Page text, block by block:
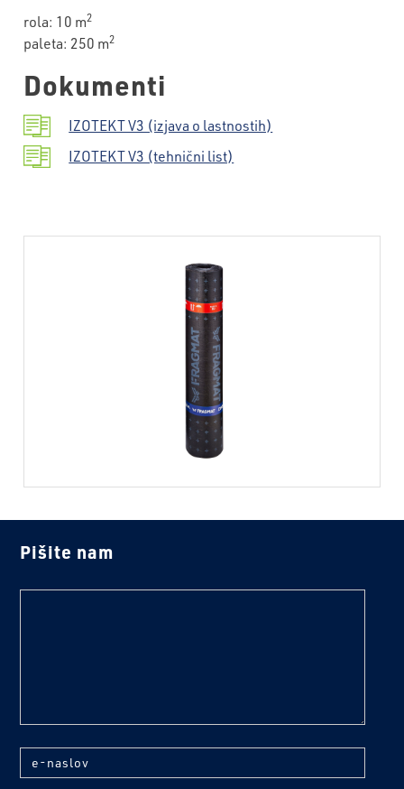
rola: 10 m2
paleta: 250 m2
Dokumenti
IZOTEKT V3 (izjava o lastnostih)
IZOTEKT V3 (tehnični list)
Pišite nam
e-naslov